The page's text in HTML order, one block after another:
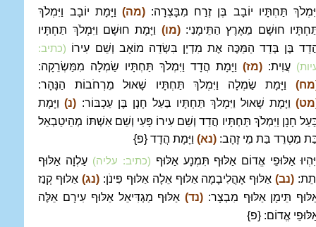
תַּחְתָּיו יוֹבָב בֶּן זֶרַח מִבָּצְרָה:(מה) וַיָּמָת יוֹבָב וַיִּמְלֹךְ
חוּשָׁם מֵאֶרֶץ הַתֵּימָנִי:(מו) וַיָּמָת חוּשָׁם וַיִּמְלֹךְ תַּחְתָּיו
בֶּן בְּדַד הַמַּכֶּה אֶת מִדְיָן בִּשְׂדֵה מוֹאָב וְשֵׁם עִירוֹ (כתיב:
עֲוִית: (מז) וַיָּמָת הֲדָד וַיִּמְלֹךְ תַּחְתָּיו שַׂמְלָה מִמַּשְׂרֵקָה:
וַיָּמָת שַׂמְלָה וַיִּמְלֹךְ תַּחְתָּיו שָׁאוּל מֵרְחֹבוֹת הַנָּהָר:
וַיָּמָת שָׁאוּל וַיִּמְלֹךְ תַּחְתָּיו בַּעַל חָנָן בֶּן עַכְבּוֹר: (נ) וַיָּמָת
חָנָן וַיִּמְלֹךְ תַּחְתָּיו הֲדַד וְשֵׁם עִירוֹ פָּעִי וְשֵׁם אִשְׁתּוֹ מְהֵיטַבְאֵל
מַטְרֵד בַּת מֵי זָהָב: (נא) וַיָּמָת הֲדָד {פ}
אַלּוּפֵי אֱדוֹם אַלּוּף תִּמְנָע אַלּוּף (כתיב: עליה) עַלְוָה אַלּוּף
(נב) אַלּוּף אָהֳלִיבָמָה אַלּוּף אֵלָה אַלּוּף פִּינֹן: (נג) אַלּוּף קְנַז
תֵּימָן אַלּוּף מִבְצָר: (נד) אַלּוּף מַגְדִּיאֵל אַלּוּף עִירָם אֵלֶּה
אֱדוֹם: {פ}